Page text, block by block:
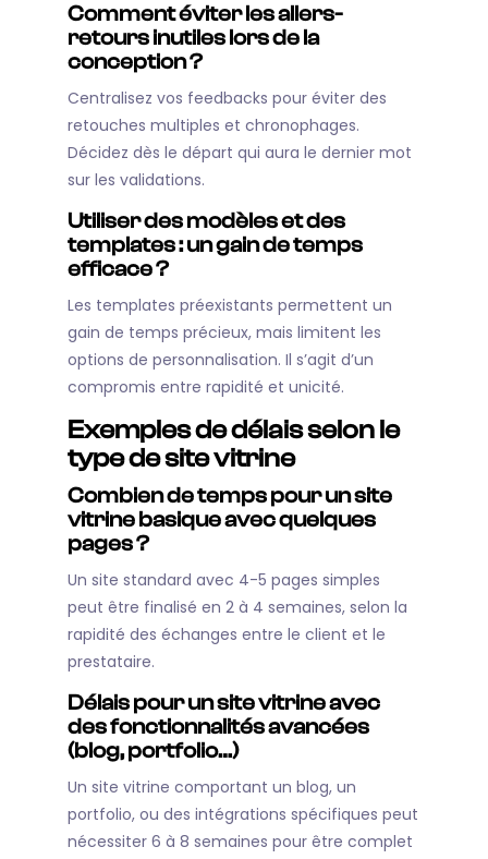
Comment éviter les allers-
retours inutiles lors de la
conception ?
Centralisez vos feedbacks pour éviter des
retouches multiples et chronophages.
Décidez dès le départ qui aura le dernier mot
sur les validations.
Utiliser des modèles et des
templates : un gain de temps
efficace ?
Les templates préexistants permettent un
gain de temps précieux, mais limitent les
options de personnalisation. Il s’agit d’un
compromis entre rapidité et unicité.
Exemples de délais selon le
type de site vitrine
Combien de temps pour un site
vitrine basique avec quelques
pages ?
Un site standard avec 4-5 pages simples
peut être finalisé en 2 à 4 semaines, selon la
rapidité des échanges entre le client et le
prestataire.
Délais pour un site vitrine avec
des fonctionnalités avancées
(blog, portfolio…)
Un site vitrine comportant un blog, un
portfolio, ou des intégrations spécifiques peut
nécessiter 6 à 8 semaines pour être complet